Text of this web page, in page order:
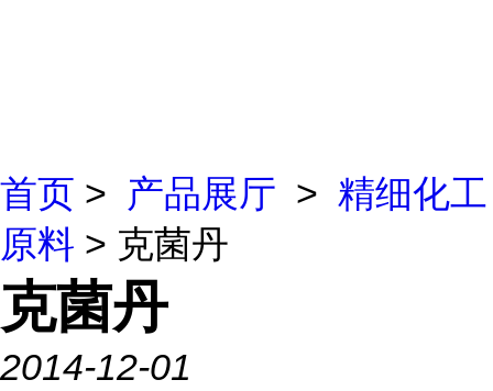
首页 > 产品展厅 > 精细化工
原料 > 克菌丹
克菌丹
2014-12-01